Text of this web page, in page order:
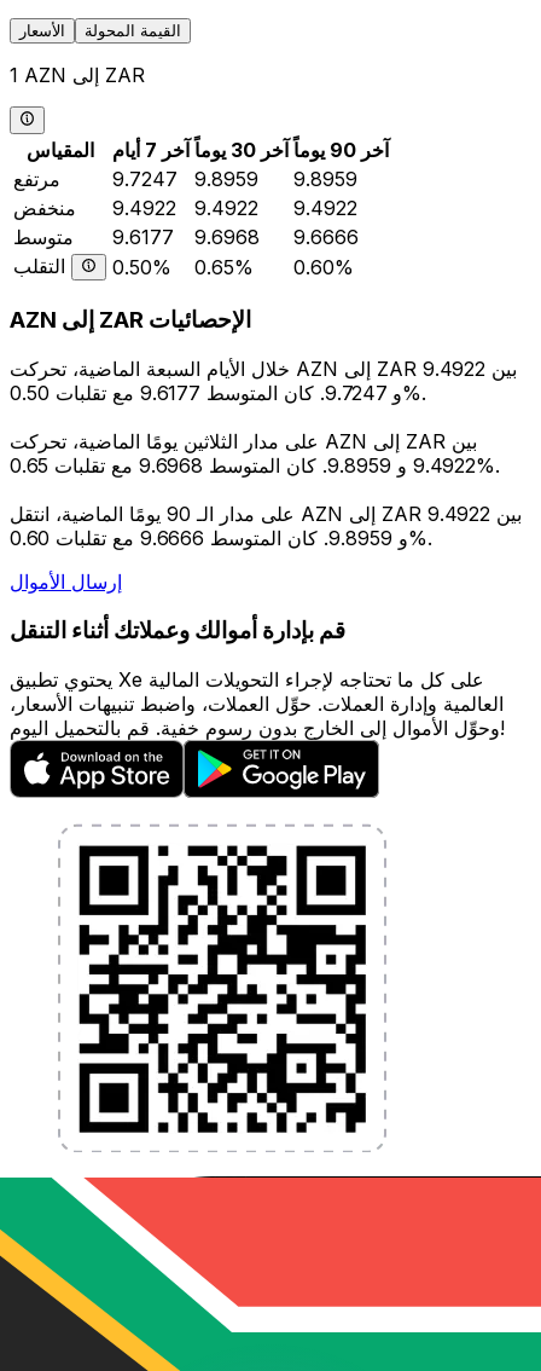
الأسعار القيمة المحولة
1 AZN إلى ZAR
المقياس آخر 7 أيام آخر 30 يوماً
آخر 90 يوماً
مرتفع
9.7247 9.8959
9.8959
منخفض
9.4922 9.4922
9.4922
متوسط
9.6177 9.6968
9.6666
التقلب
0.50% 0.65% 0.60%
AZN إلى ZAR الإحصائيات
خلال الأيام السبعة الماضية، تحركت AZN إلى ZAR بين 9.4922
و 9.7247. كان المتوسط 9.6177 مع تقلبات 0.50%.
على مدار الثلاثين يومًا الماضية، تحركت AZN إلى ZAR بين
9.4922 و 9.8959. كان المتوسط 9.6968 مع تقلبات 0.65%.
على مدار الـ 90 يومًا الماضية، انتقل AZN إلى ZAR بين 9.4922
و 9.8959. كان المتوسط 9.6666 مع تقلبات 0.60%.
إرسال الأموال
قم بإدارة أموالك وعملاتك أثناء التنقل
يحتوي تطبيق Xe على كل ما تحتاجه لإجراء التحويلات المالية
العالمية وإدارة العملات. حوِّل العملات، واضبط تنبيهات الأسعار،
وحوِّل الأموال إلى الخارج بدون رسوم خفية. قم بالتحميل اليوم!